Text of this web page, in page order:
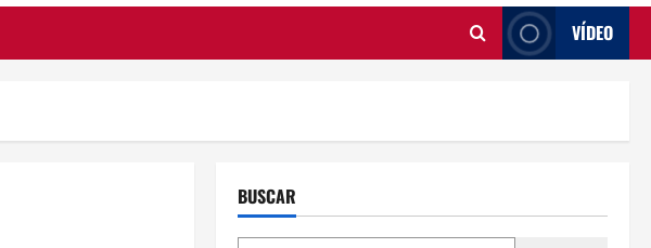
VÍDEO
BUSCAR